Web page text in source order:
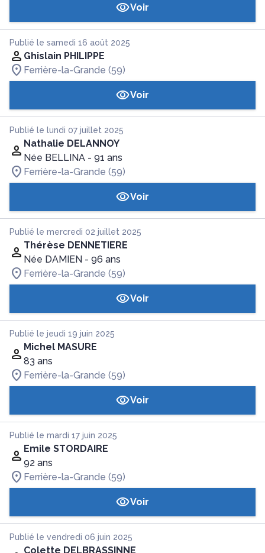
Voir
Publié le samedi 16 août 2025
Ghislain PHILIPPE
Ferrière-la-Grande (59)
Voir
Publié le lundi 07 juillet 2025
Nathalie DELANNOY
Née BELLINA - 91 ans
Ferrière-la-Grande (59)
Voir
Publié le mercredi 02 juillet 2025
Thérèse DENNETIERE
Née DAMIEN - 96 ans
Ferrière-la-Grande (59)
Voir
Publié le jeudi 19 juin 2025
Michel MASURE
83 ans
Ferrière-la-Grande (59)
Voir
Publié le mardi 17 juin 2025
Emile STORDAIRE
92 ans
Ferrière-la-Grande (59)
Voir
Publié le vendredi 06 juin 2025
Colette DELBRASSINNE